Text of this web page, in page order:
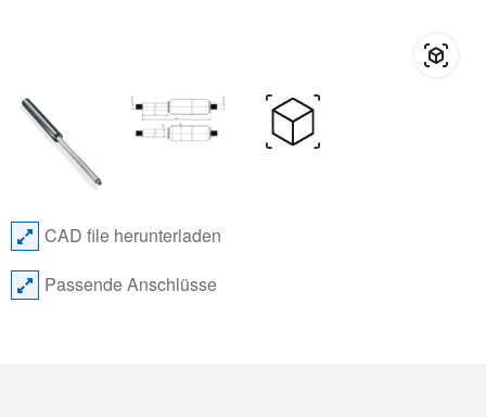
CAD file herunterladen
Passende Anschlüsse